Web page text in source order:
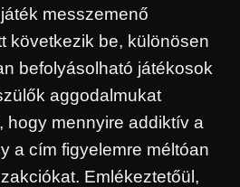
messzemenő
következik be, különösen
befolyásolható játékosok
aggodalmukat
hogy mennyire addiktív a
a cím figyelemre méltóan
Emlékeztetőül,